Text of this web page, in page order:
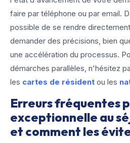
faire par téléphone ou par email.
possible de se rendre
demander des précisions, bien
une accélération du processus.
démarches parallèles, n'hésitez
les cartes de résident ou les
Erreurs fréquentes
exceptionnelle au
et comment les